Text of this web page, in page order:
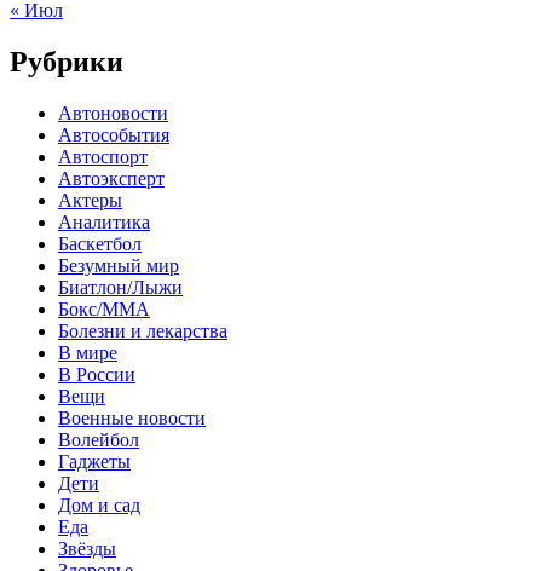
« Июл
Рубрики
Автоновости
Автособытия
Автоспорт
Автоэксперт
Актеры
Аналитика
Баскетбол
Безумный мир
Биатлон/Лыжи
Бокс/MMA
Болезни и лекарства
В мире
В России
Вещи
Военные новости
Волейбол
Гаджеты
Дети
Дом и сад
Еда
Звёзды